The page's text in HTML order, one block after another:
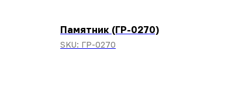
Памятник (ГР-0270)
SKU: ГР-0270